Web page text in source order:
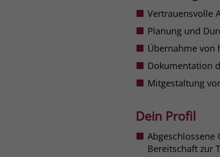
Vertrauensvolle
Planung und
Übernahme von
Dokumentation
Mitgestaltung
Dein Profil
Abgeschlossene
Bereitschaft zur